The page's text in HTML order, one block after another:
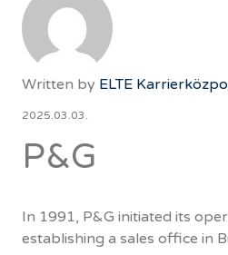
Written by ELTE
2025.03.03.
P&G
In 1991, P&G initiated its
establishing a sales office in